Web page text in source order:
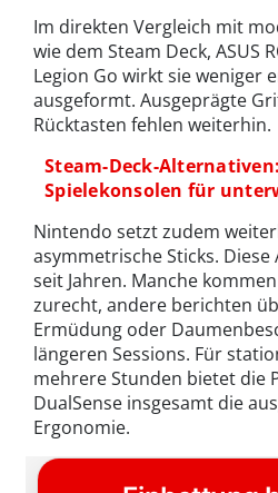
Im direkten Vergleich mit
wie dem Steam Deck, ASUS
Legion Go wirkt sie weniger
ausgeformt. Ausgeprägte
Rücktasten fehlen weiterhin.
Steam-Deck-
Spielekonsolen für
Nintendo setzt zudem
asymmetrische Sticks.
seit Jahren. Manche
zurecht, andere berichten
Ermüdung oder
längeren Sessions. Für
mehrere Stunden bietet die
DualSense insgesamt die
Ergonomie.